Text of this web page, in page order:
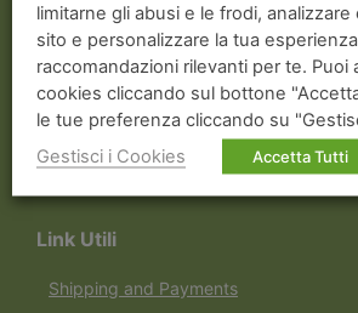
Spedizioni in tutto il mondo
Pagamenti sicuro al 100%
Qualità dei prodotti garantita
Servizio clienti dedicato
Link Utili
Shipping and Payments
limitarne gli abusi e le frodi,
sito e personalizzare la tua
raccomandazioni rilevanti per te. Puoi
cookies cliccando sul bottone
le tue preferenza cliccando su
Gestisci i Cookies
Accetta Tutti